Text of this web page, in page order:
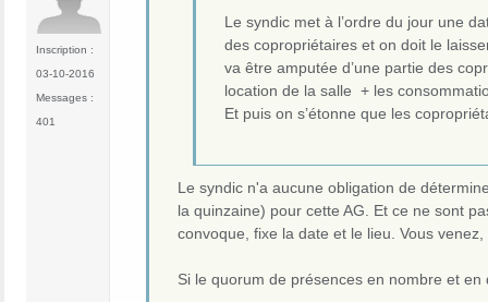
Inscription :
03-10-2016
Messages :
401
Le syndic met à l’ordre du jour une
des copropriétaires et on doit le
va être amputée d’une partie des
location de la salle + les
Et puis on s’étonne que les
Le syndic n'a aucune obligation de
la quinzaine) pour cette AG. Et ce ne sont
convoque, fixe la date et le lieu. Vous
Si le quorum de présences en nombre et